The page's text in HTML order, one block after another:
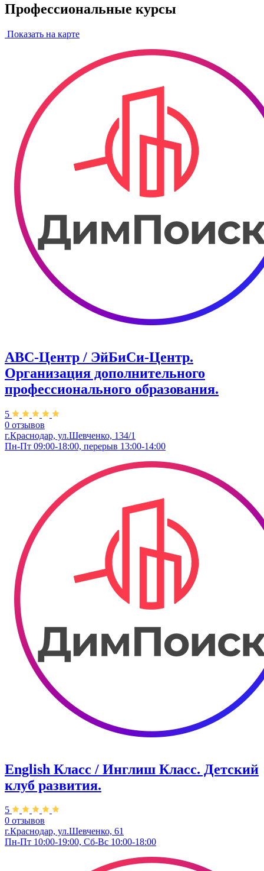
Профессиональные курсы
Показать на карте
ABC-Центр / ЭйБиСи-Центр.
Организация дополнительного
профессионального образования.
5
0 отзывов
г.Краснодар, ул.Шевченко, 134/1
Пн-Пт 09:00-18:00, перерыв 13:00-14:00
English Класс / Инглиш Класс. Детский
клуб развития.
5
0 отзывов
г.Краснодар, ул.Шевченко, 61
Пн-Пт 10:00-19:00, Сб-Вс 10:00-18:00